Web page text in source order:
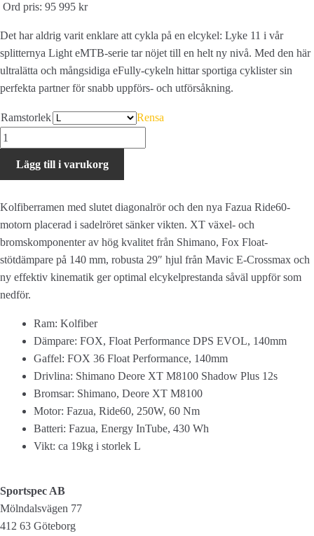
Ord pris: 95 995 kr
Det har aldrig varit enklare att cykla på en elcykel: Lyke 11 i vår
splitternya Light eMTB-serie tar nöjet till en helt ny nivå. Med den här
ultralätta och mångsidiga eFully-cykeln hittar sportiga cyklister sin
perfekta partner för snabb uppförs- och utförsåkning.
Ramstorlek
Rensa
Haibike
Lyke
DEMO
mängd
Lägg till i varukorg
Kolfiberramen med slutet diagonalrör och den nya Fazua Ride60-
motorn placerad i sadelröret sänker vikten. XT växel- och
bromskomponenter av hög kvalitet från Shimano, Fox Float-
stötdämpare på 140 mm, robusta 29″ hjul från Mavic E-Crossmax och
ny effektiv kinematik ger optimal elcykelprestanda såväl uppför som
nedför.
Ram: Kolfiber
Dämpare: FOX, Float Performance DPS EVOL, 140mm
Gaffel: FOX 36 Float Performance, 140mm
Drivlina: Shimano Deore XT M8100 Shadow Plus 12s
Bromsar: Shimano, Deore XT M8100
Motor: Fazua, Ride60, 250W, 60 Nm
Batteri: Fazua, Energy InTube, 430 Wh
Vikt: ca 19kg i storlek L
Sportspec AB
Mölndalsvägen 77
412 63 Göteborg